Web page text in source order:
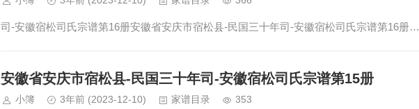
司-安徽宿松司氏宗谱第16册安徽省安庆市宿松县-民国三十年司-安徽宿松司氏宗谱第16册…
安徽省安庆市宿松县-民国三十年司-安徽宿松司氏宗谱第15册
小簿 3年前 (2023-12-10) 家谱目录 353